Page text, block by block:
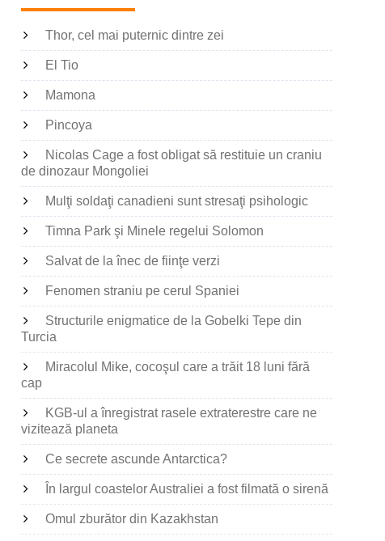
Thor, cel mai puternic dintre zei
El Tio
Mamona
Pincoya
Nicolas Cage a fost obligat să restituie un craniu
de dinozaur Mongoliei
Mulţi soldaţi canadieni sunt stresaţi psihologic
Timna Park şi Minele regelui Solomon
Salvat de la înec de fiinţe verzi
Fenomen straniu pe cerul Spaniei
Structurile enigmatice de la Gobelki Tepe din
Turcia
Miracolul Mike, cocoşul care a trăit 18 luni fără
cap
KGB-ul a înregistrat rasele extraterestre care ne
vizitează planeta
Ce secrete ascunde Antarctica?
În largul coastelor Australiei a fost filmată o sirenă
Omul zburător din Kazakhstan